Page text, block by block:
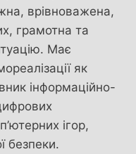
врівноважена,
грамотна та
Має
як
інформаційно-
ігор,
безпеки.